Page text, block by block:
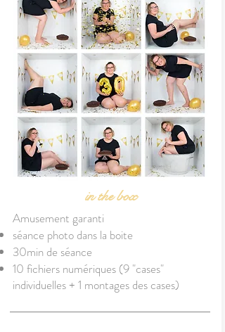
in the box
Amusement garanti
séance photo dans la boite
30min de séance
10 fichiers numériques (9 "cases"
individuelles + 1 montages des cases)